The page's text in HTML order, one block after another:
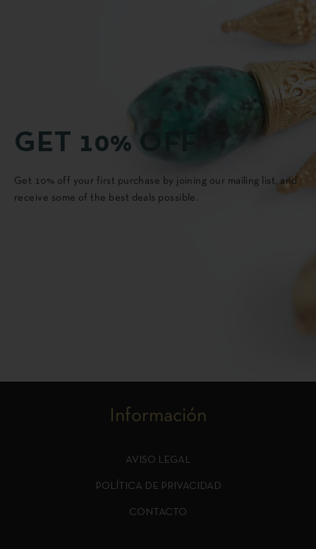
GET 10% OFF
Get 10% off your first purchase by joining our mailing list, and
receive some of the best deals possible.
Información
AVISO LEGAL
POLÍTICA DE PRIVACIDAD
CONTACTO